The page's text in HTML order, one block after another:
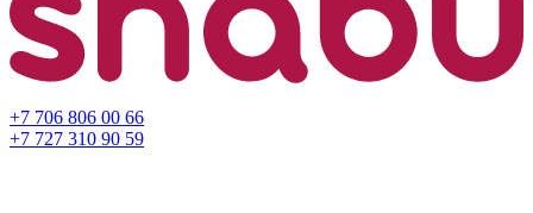
+7 706 806 00 66
+7 727 310 90 59